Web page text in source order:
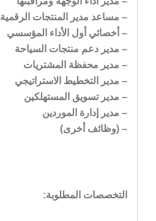
– مساعد مدير المنتجات الرقمية
– أخصائي أول الأداء المؤسسي
– مدير دعم منتجات السياحة
– مدير محفظة المشتريات
– مدير التخطيط الاستراتيجي
– مدير تسويق المستهلكين
– مدير إدارة الموردين
– (وظائف أخرى)
التخصصات المطلوبة: